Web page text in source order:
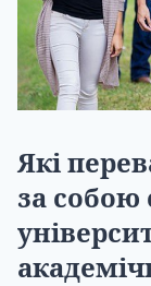
Які
за собою